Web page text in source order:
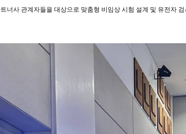
너사 관계자들을 대상으로 맞춤형 비임상 시험 설계 및 유전자